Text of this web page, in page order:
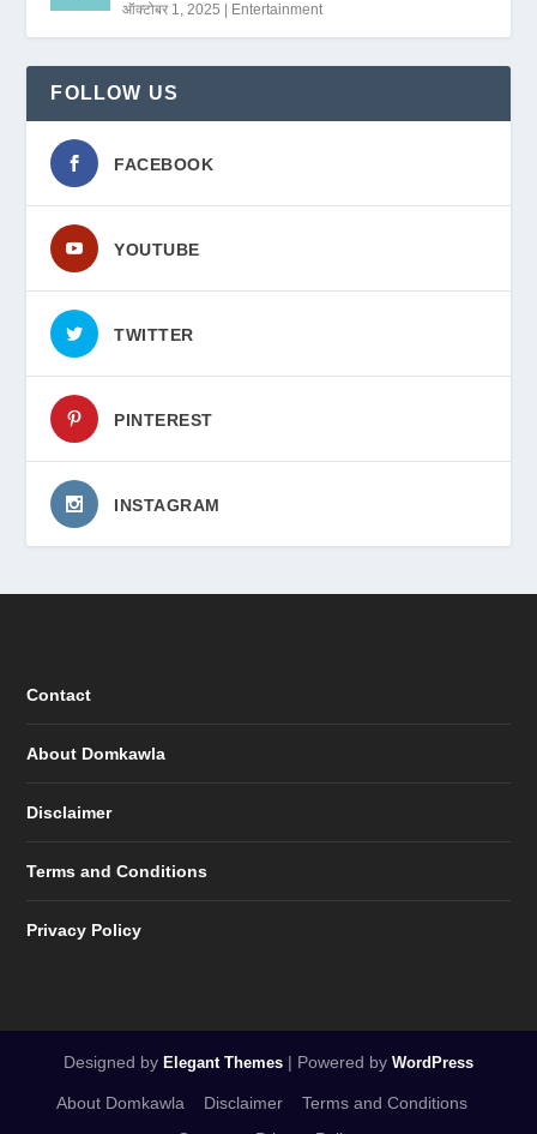
ऑक्टोबर 1, 2025 Entertainment
FOLLOW US
FACEBOOK
YOUTUBE
TWITTER
PINTEREST
INSTAGRAM
Contact
About Domkawla
Disclaimer
Terms and Conditions
Privacy Policy
Designed by Elegant Themes | Powered by WordPress
About Domkawla Disclaimer
Terms and Conditions